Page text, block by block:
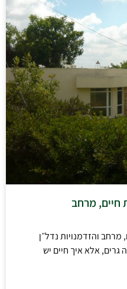
חיים, מרחב
והזדמנויות נדל״ן
אלא איך חיים יש